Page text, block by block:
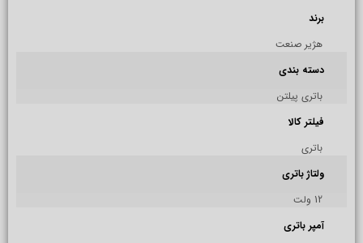
برند
هژیر صنعت
دسته بندی
باتری پیلتن
فیلتر کالا
باتری
ولتاژ باتری
12 ولت
آمپر باتری